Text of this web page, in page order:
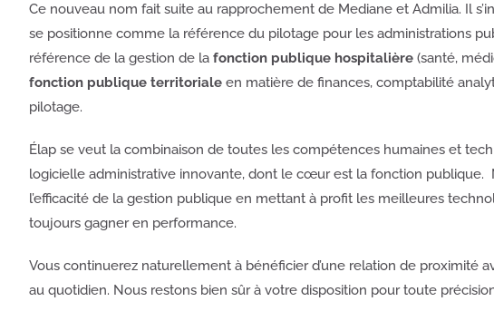
Ce nouveau nom fait suite au rapprochement de Mediane et Admilia. Il
se positionne comme la référence du pilotage pour les administrations
référence de la gestion de la fonction publique hospitalière (santé,
fonction publique territoriale en matière de finances, comptabilité
pilotage.
Élap se veut la combinaison de toutes les compétences humaines et
logicielle administrative innovante, dont le cœur est la fonction
l’efficacité de la gestion publique en mettant à profit les meilleures
toujours gagner en performance.
Vous continuerez naturellement à bénéficier d’une relation de proximité
au quotidien. Nous restons bien sûr à votre disposition pour toute